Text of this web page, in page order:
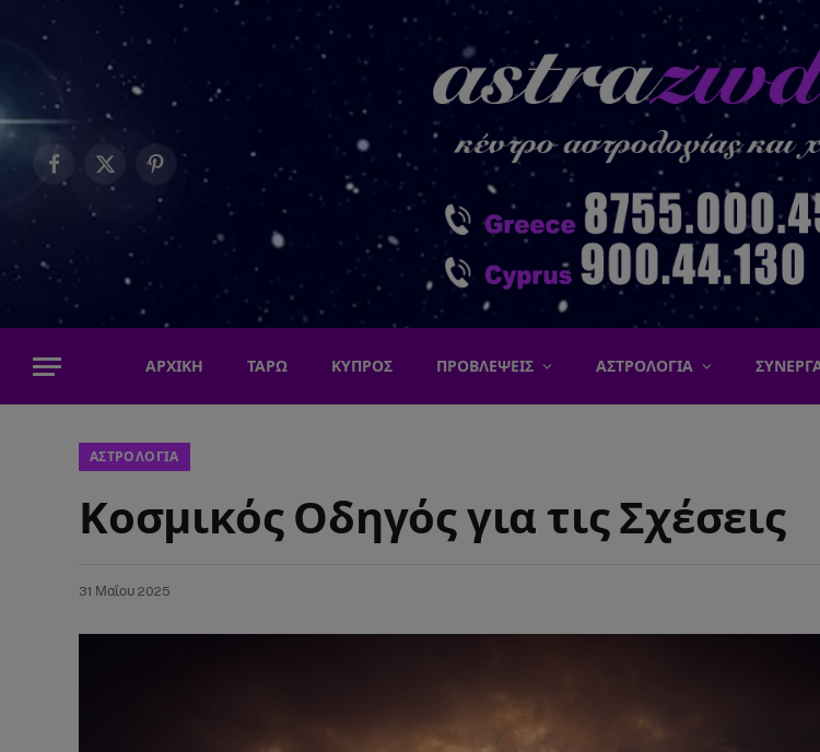
Facebook
X
(Twitter)
Pinterest
ΑΡΧΙΚΗ ΤΑΡΩ ΚΥΠΡΟΣ ΠΡΟΒΛΕΨΕΙΣ ΑΣΤΡΟΛΟΓΙΑ
ΑΣΤΡΟΛΟΓΙΑ
Κοσμικός Οδηγός για τις Σχέσεις
31 Μαΐου 2025